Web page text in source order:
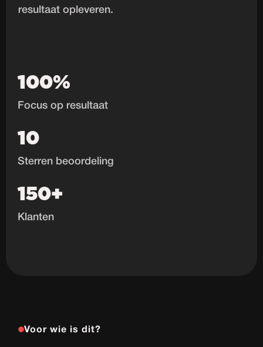
resultaat opleveren.
100%
Focus op resultaat
10
Sterren beoordeling
150+
Klanten
Voor wie is dit?